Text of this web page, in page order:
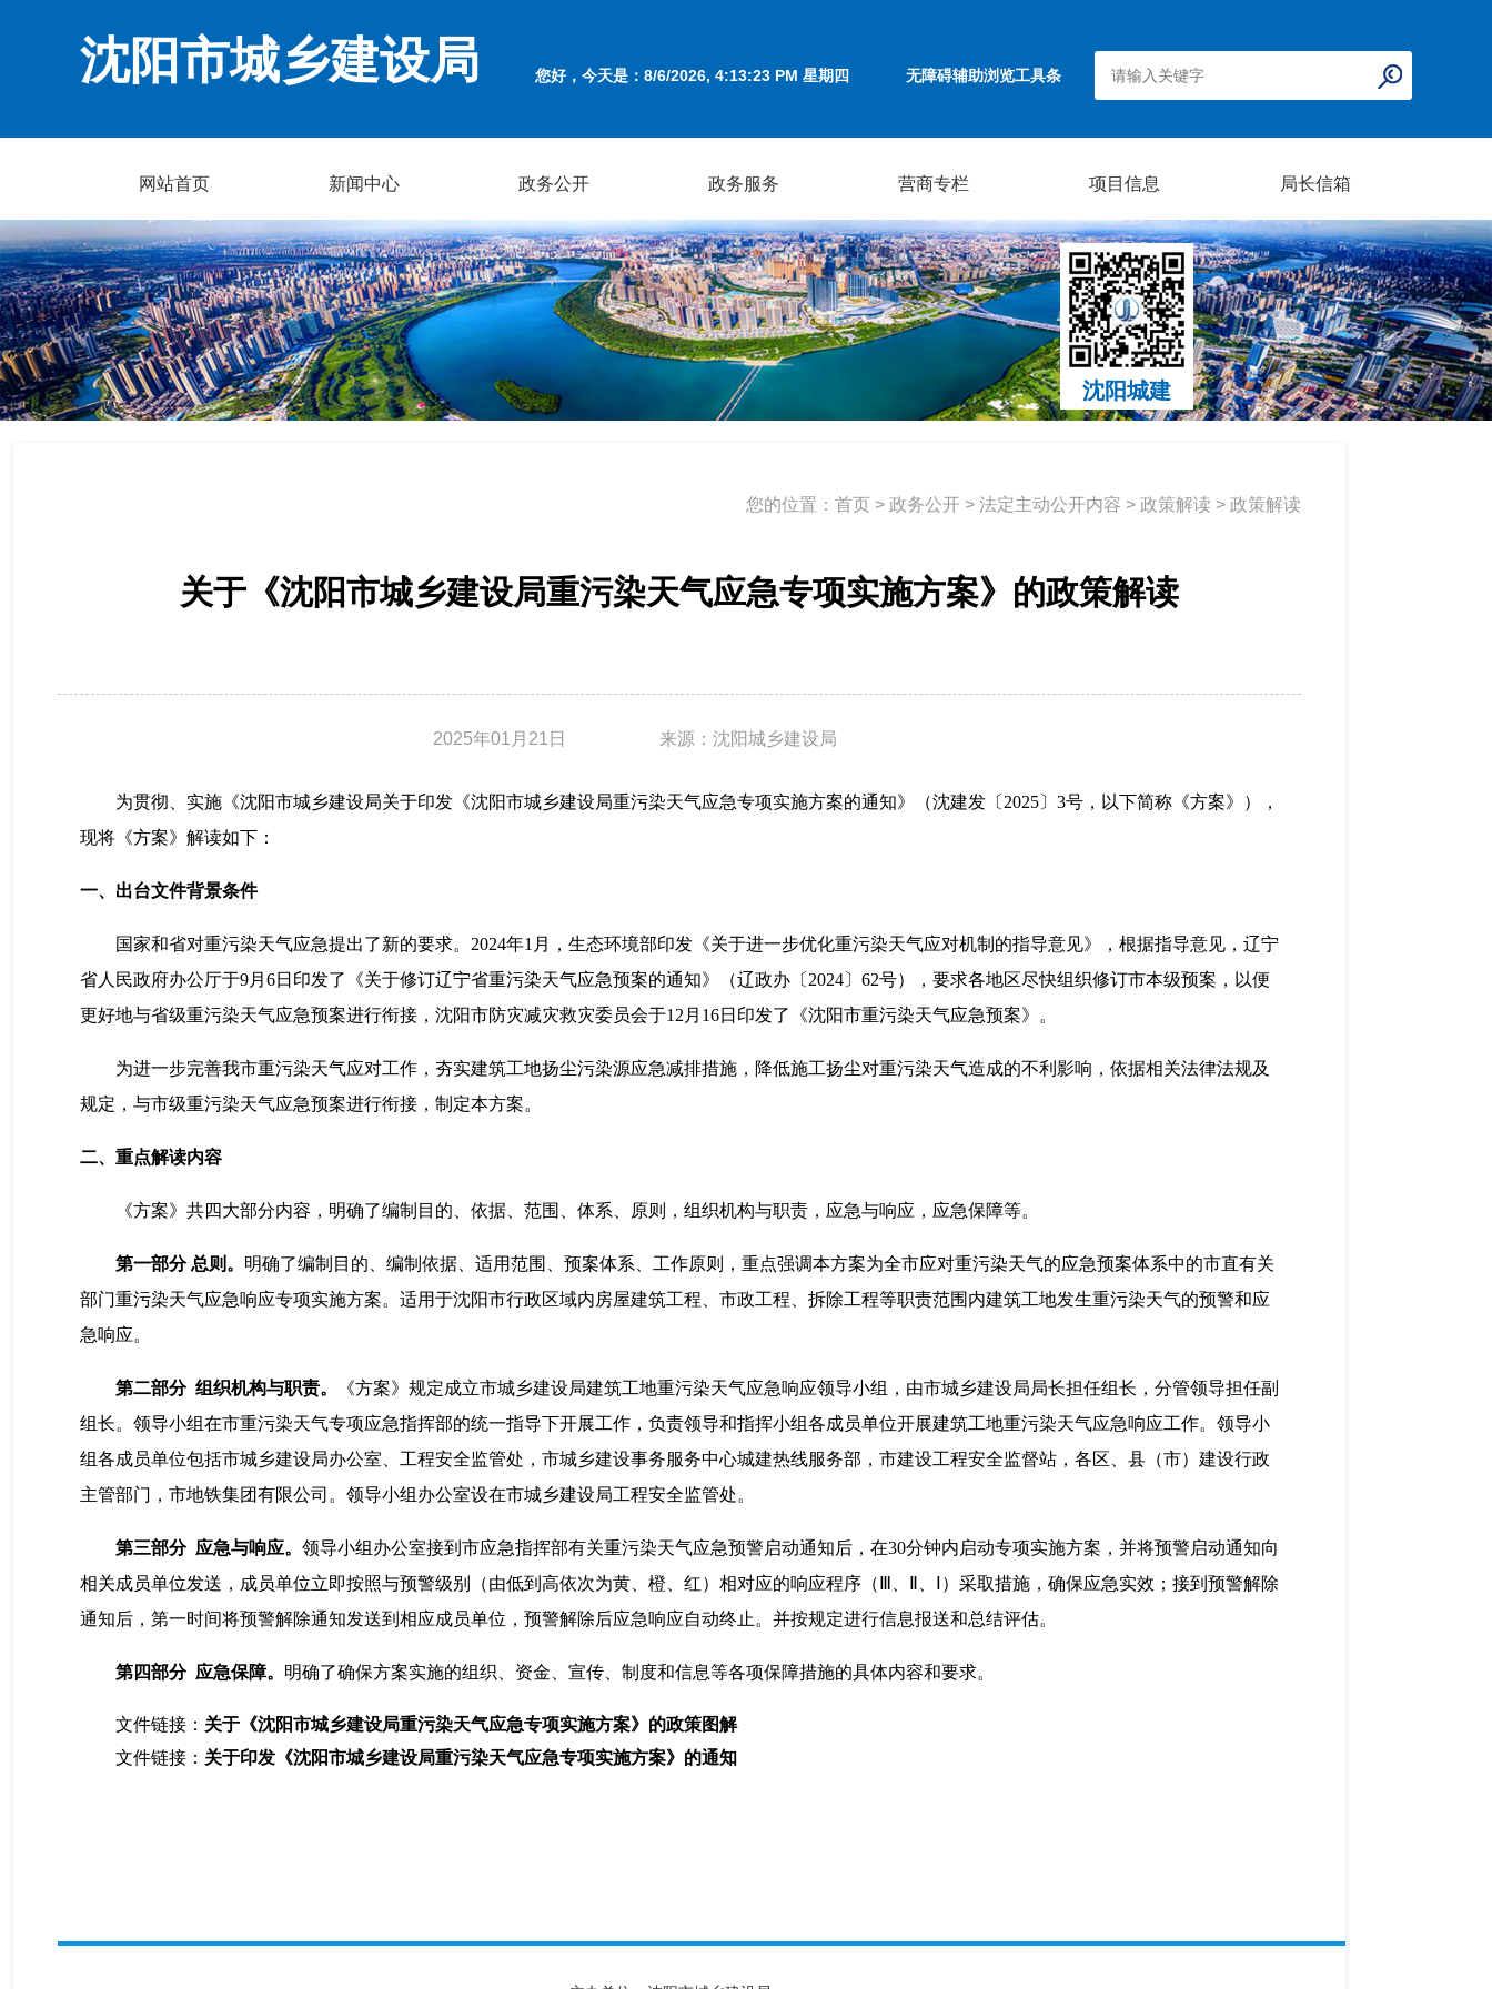
沈阳市城乡建设局 无障碍辅助浏览工具条
您好，今天是： 8/6/2026, 4:13:24 PM 星期四
网站首页 新闻中心 政务公开 政务服务 营商专栏 项目信息 局长信箱
沈阳城建
您的位置： 首页 > 政务公开 > 法定主动公开内容 > 政策解读 > 政策解读
关于《沈阳市城乡建设局重污染天气应急专项实施方案》的政策解读
2025年01月21日 来源：沈阳城乡建设局
为贯彻、实施《沈阳市城乡建设局关于印发《沈阳市城乡建设局重污染天气应急专项实施方案的通知》（沈建发〔 2025〕 3号，以下简称《方案》），
现将《方案》解读如下：
一、出台文件背景条件
国家和省对重污染天气应急提出了新的要求。 2024年1月，生态环境部印发《关于进一步优化重污染天气应对机制的指导意见》，根据指导意见，辽宁
省人民政府办公厅于9月6日印发了《关于修订辽宁省重污染天气应急预案的通知》（辽政办〔2024〕62号），要求各地区尽快组织修订市本级预案，以便
更好地与省级重污染天气应急预案进行衔接 ，沈阳市防灾减灾救灾委员会于12月16日 印发了 《沈阳市重污染天气应急预案》 。
为进一步完善我市重污染天气应对工作，夯实建筑工地扬尘污染源应急减排措施，降低施工扬尘对重污染天气造成的不利影响，依据相关法律法规及
规定，与市级重污染天气应急预案进行衔接，制定本方案。
二、重点解读内容
《方案》共四大部分内容，明确了编制目的、依据、范围、体系、原则，组织机构与职责，应急与响应，应急保障等。
第一部分 总则。 明确了编制目的、编制依据、适用范围、预案体系、工作原则，重点强调本方案为全市应对重污染天气的应急预案体系中的市直有关
部门重污染天气应急响应专项实施方案。适用于沈阳市行政区域内房屋建筑工程、市政工程、拆除工程等职责范围内建筑工地发生重污染天气的预警和应
急响应。
第二部分 组织机构与职责。 《方案》规定成立市城乡建设局建筑工地重污染天气应急响应领导小组，由市城乡建设局局长担任组长，分管领导担任副
组长。领导小组在市重污染天气专项应急指挥部的统一指导下开展工作，负责领导和指挥小组各成员单位开展建筑工地重污染天气应急响应工作。 领导小
组各成员单位包括市城乡建设局办公室、工程安全监管处，市城乡建设事务服务中心城建热线服务部，市建设工程安全监督站，各区、县（市）建设行政
主管部门，市地铁集团有限公司。领导小组办公室设在市城乡建设局工程安全监管处。
第三部分 应急与响应。 领导小组办公室接到市应急指挥部有关重污染天气应急预警启动通知后，在30分钟内启动专项实施方案，并将预警启动通知向
相关成员单位发送，成员单位立即按照与预警级别（由低到高依次为黄、橙、红）相对应的响应程序（Ⅲ、Ⅱ、Ⅰ）采取措施，确保应急实效；接到预警解除
通知后，第一时间将预警解除通知发送到相应成员单位，预警解除后应急响应自动终止。并按规定进行信息报送和总结评估。
第四部分 应急保障。 明确了确保方案实施的组织、资金、宣传、制度和信息等各项保障措施的具体内容和要求。
文件链接： 关于《沈阳市城乡建设局重污染天气应急专项实施方案》的政策图解
文件链接： 关于印发《沈阳市城乡建设局重污染天气应急专项实施方案》的通知